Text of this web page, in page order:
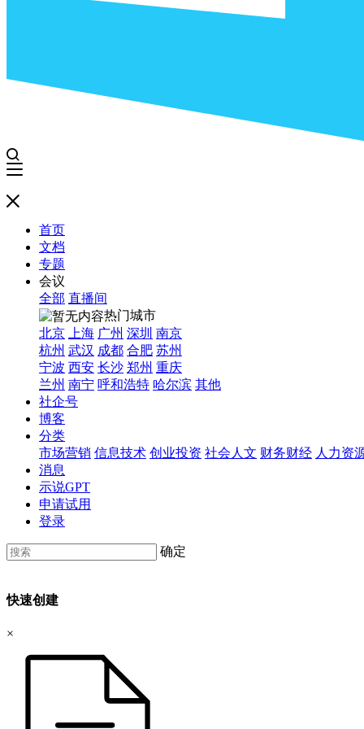
首页
文档
专题
会议
全部 直播间
热门城市
北京
上海 广州 深圳 南京
杭州 武汉 成都 合肥 苏州
宁波 西安 长沙 郑州 重庆
兰州 南宁 呼和浩特 哈尔滨 其他
社企号
博客
分类
市场营销 信息技术 创业投资 社会人文 财务财经 人力资
消息
示说GPT
申请试用
登录
确定
快速创建
×